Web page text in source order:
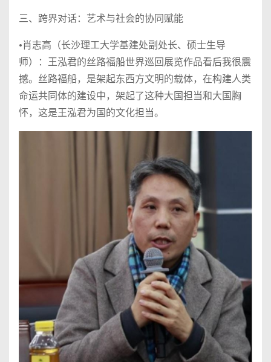
三、跨界对话：艺术与社会的协同赋能
•肖志高（长沙理工大学基建处副处长、硕士生导
师）：王泓君的丝路福船世界巡回展览作品看后我很震
撼。丝路福船，是架起东西方文明的载体，在构建人类
命运共同体的建设中，架起了这种大国担当和大国胸
怀，这是王泓君为国的文化担当。